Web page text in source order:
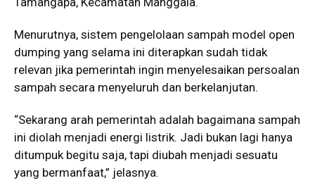
Menurutnya, sistem pengelolaan sampah model open
dumping yang selama ini diterapkan sudah tidak
relevan jika pemerintah ingin menyelesaikan persoalan
sampah secara menyeluruh dan berkelanjutan.
“Sekarang arah pemerintah adalah bagaimana sampah
ini diolah menjadi energi listrik. Jadi bukan lagi hanya
ditumpuk begitu saja, tapi diubah menjadi sesuatu
yang bermanfaat,” jelasnya.